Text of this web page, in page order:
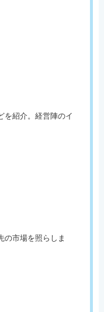
を紹介。経営陣のイ
の市場を照らしま